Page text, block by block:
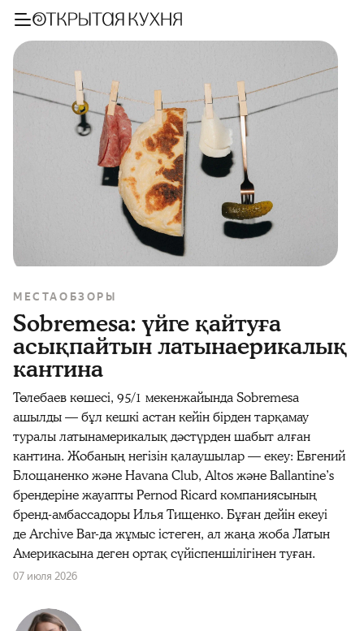
МЕСТА ОБЗОРЫ
Sobremesa: үйге қайтуға
асықпайтын латынаерикалық
кантина
Төлебаев көшесі, 95/1 мекенжайында Sobremesa
ашылды — бұл кешкі астан кейін бірден тарқамау
туралы латынамерикалық дәстүрден шабыт алған
кантина. Жобаның негізін қалаушылар — екеу: Евгений
Блощаненко және Havana Club, Altos және Ballantine’s
брендеріне жауапты Pernod Ricard компаниясының
бренд-амбассадоры Илья Тищенко. Бұған дейін екеуі
де Archive Bar‑да жұмыс істеген, ал жаңа жоба Латын
Америкасына деген ортақ сүйіспеншілігінен туған.
07 июля 2026